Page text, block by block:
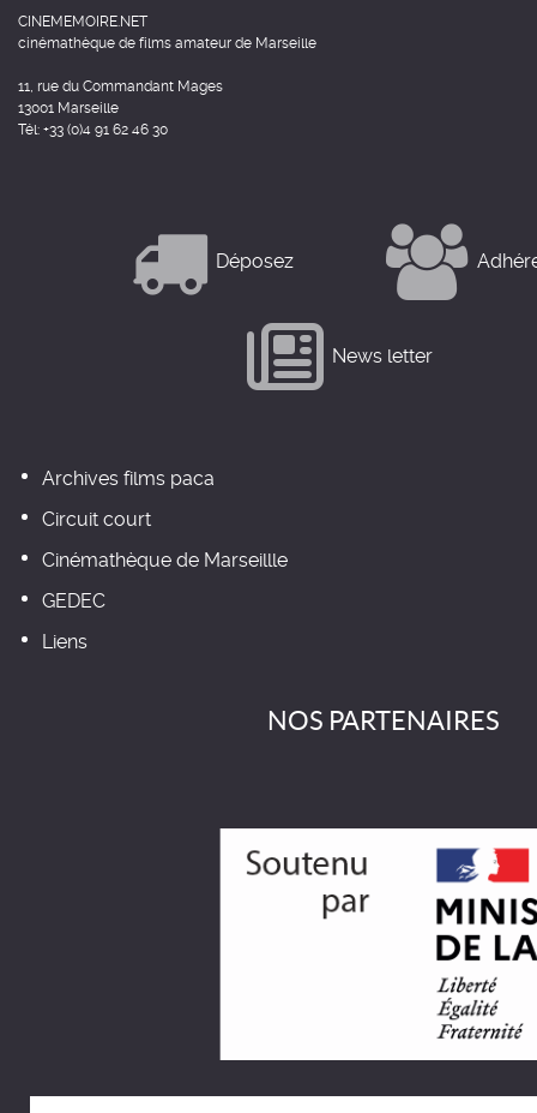
CINEMEMOIRE.NET
cinémathèque de films amateur de Marseille
11, rue du Commandant Mages
13001 Marseille
Tél: +33 (0)4 91 62 46 30
Déposez
News letter
Archives films paca
Circuit court
Cinémathèque de Marseillle
GEDEC
Liens
NOS PARTENAIRES